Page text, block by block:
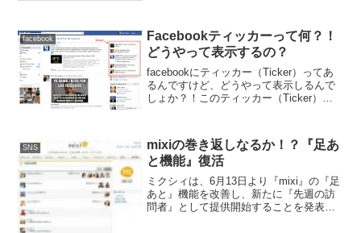
facebook
Facebookティッカーって何？！
どうやって表示するの？
facebookにティッカー（Ticker）ってあ
るんですけど、どうやって表示しるんで
しょか？！このティッカー（Ticker）っ
ルタイムに友達の動きがわかるもので画
面の右...
SNS
mixiの巻き返しなるか！？『足あ
と機能』復活
ミクシィは、6月13日より『mixi』の『足
あと』機能を改善し、新たに『先週の訪
問者』として提供開始することを発表し